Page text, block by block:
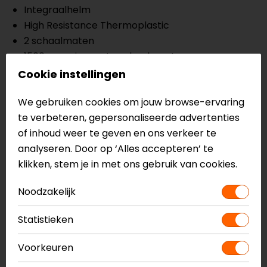
Integraalhelm
High Resistance Thermoplastic
2 schaalmaten
1500 gram in eerste schaalmaat
2 ventilatie uitlaten
Geïntegreerde spoiler
ECE 22.06
190° horizontaal gezichtsveld
Anti kras vizier
Micro-openingssysteem vizier
Dry-Comfort binnenvoering, uitneembaar en
Voor brildragers
Uitneembare neus- en windbeschermer
Cookie instellingen
We gebruiken cookies om jouw browse-ervaring
te verbeteren, gepersonaliseerde advertenties
of inhoud weer te geven en ons verkeer te
analyseren. Door op ‘Alles accepteren’ te
klikken, stem je in met ons gebruik van cookies.
Noodzakelijk
Statistieken
Voorkeuren